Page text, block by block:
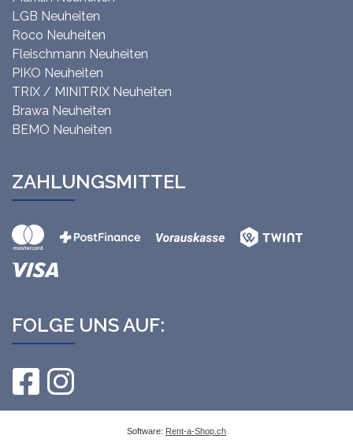
LGB Neuheiten
Roco Neuheiten
Fleischmann Neuheiten
PIKO Neuheiten
TRIX / MINITRIX Neuheiten
Brawa Neuheiten
BEMO Neuheiten
ZAHLUNGSMITTEL
FOLGE UNS AUF:
Software: Rent-a-Shop.ch